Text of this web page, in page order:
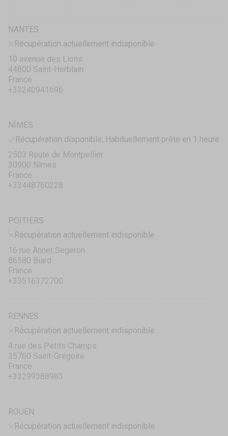
NANTES
Récupération actuellement indisponible
10 avenue des Lions
44800 Saint-Herblain
France
+33240941696
NÎMES
Récupération disponible, Habituellement prête en 1 heure
2503 Route de Montpellier
30900 Nîmes
France
+33448760228
POITIERS
Récupération actuellement indisponible
16 rue Annet Segeron
86580 Biard
France
+33516372700
RENNES
Récupération actuellement indisponible
4 rue des Petits Champs
35760 Saint-Grégoire
France
+33299388983
ROUEN
Récupération actuellement indisponible